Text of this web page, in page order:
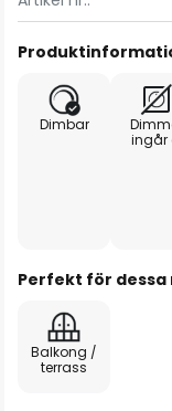
Dimbar
ingår
Perfekt för dessa
Balkong /
terrass